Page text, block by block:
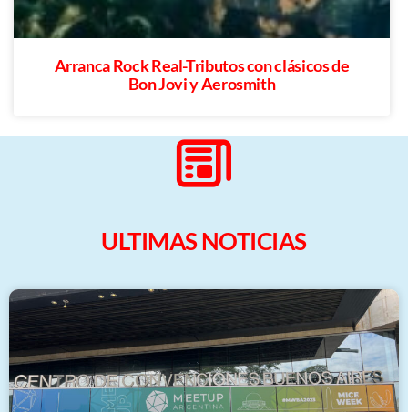
Arranca Rock Real-Tributos con clásicos de
Bon Jovi y Aerosmith
ULTIMAS NOTICIAS